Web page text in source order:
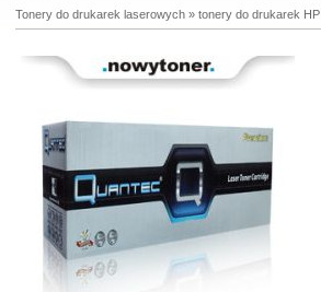
Tonery do drukarek laserowych» tonery do drukarek HP